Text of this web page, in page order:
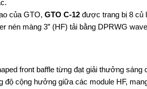
của GTO, GTO C-12 được trang bị 8 củ
nén màng 3” (HF) tải bằng DPRWG
front baffle từng đạt giải thưởng sáng
độ cộng hưởng giữa các module HF,